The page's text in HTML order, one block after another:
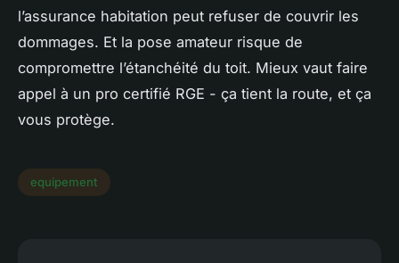
l’assurance habitation peut refuser de couvrir les
dommages. Et la pose amateur risque de
compromettre l’étanchéité du toit. Mieux vaut faire
appel à un pro certifié RGE - ça tient la route, et ça
vous protège.
equipement